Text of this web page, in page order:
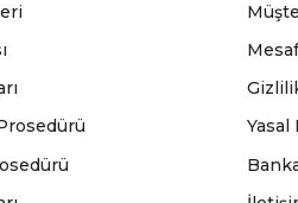
Yasal